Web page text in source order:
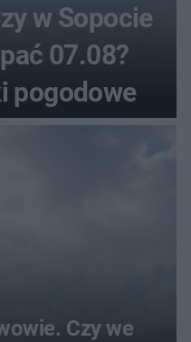
w Sopocie
07.08?
pogodowe
Czy we